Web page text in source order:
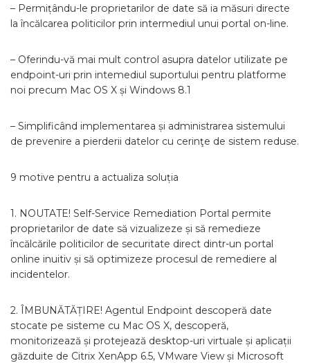
– Permițându-le proprietarilor de date să ia măsuri directe
la încălcarea politicilor prin intermediul unui portal on-line.
– Oferindu-vă mai mult control asupra datelor utilizate pe
endpoint-uri prin intemediul suportului pentru platforme
noi precum Mac OS X și Windows 8.1
– Simplificând implementarea și administrarea sistemului
de prevenire a pierderii datelor cu cerinţe de sistem reduse.
9 motive pentru a actualiza soluția
1. NOUTATE! Self-Service Remediation Portal permite
proprietarilor de date să vizualizeze și să remedieze
încălcările politicilor de securitate direct dintr-un portal
online inuitiv și să optimizeze procesul de remediere al
incidentelor.
2. ÎMBUNĂTĂȚIRE! Agentul Endpoint descoperă date
stocate pe sisteme cu Mac OS X, descoperă,
monitorizează și protejează desktop-uri virtuale și aplicații
găzduite de Citrix XenApp 6.5, VMware View și Microsoft